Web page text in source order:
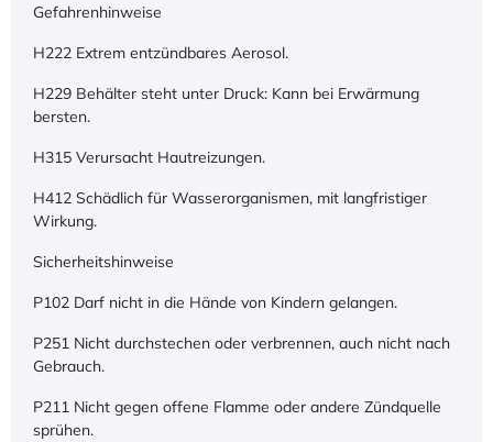
Gefahrenhinweise
H222 Extrem entzündbares Aerosol.
H229 Behälter steht unter Druck: Kann bei Erwärmung
bersten.
H315 Verursacht Hautreizungen.
H412 Schädlich für Wasserorganismen, mit langfristiger
Wirkung.
Sicherheitshinweise
P102 Darf nicht in die Hände von Kindern gelangen.
P251 Nicht durchstechen oder verbrennen, auch nicht nach
Gebrauch.
P211 Nicht gegen offene Flamme oder andere Zündquelle
sprühen.